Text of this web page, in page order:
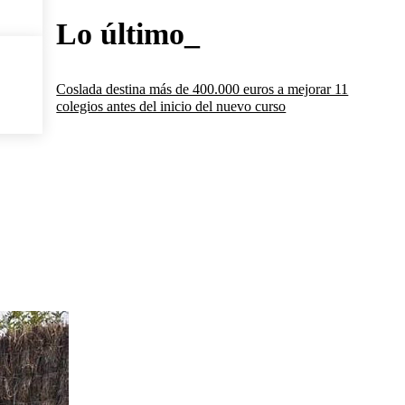
Lo último_
Coslada destina más de 400.000 euros a mejorar 11
colegios antes del inicio del nuevo curso